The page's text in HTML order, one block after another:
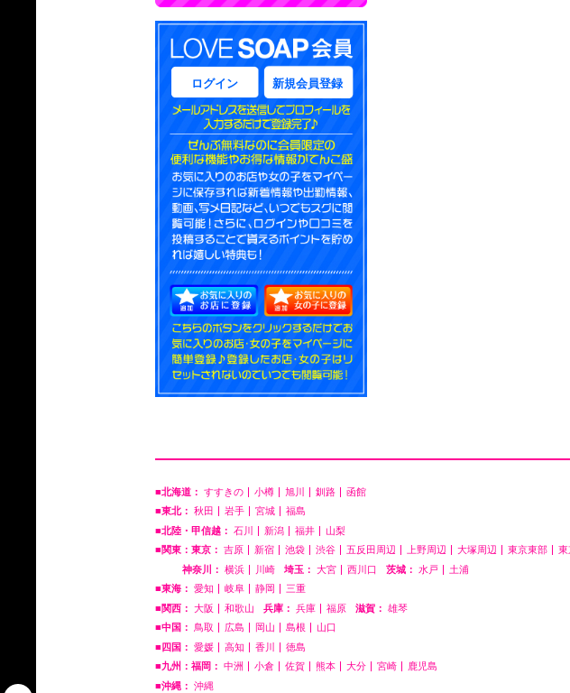
ログイン 新規会員登録
■北海道： すすきの 小樽 旭川 釧路
函館
■東北： 秋田 岩手 宮城
福島
■北陸・甲信越： 石川 新潟 福井
山梨
■関東：東京： 吉原 新宿 池袋 渋谷 五反田周辺 上野周辺 大塚周辺 東京東部 東
神奈川： 横浜 川崎 埼玉： 大宮 西川口 茨城： 水戸
土浦
■東海： 愛知 岐阜 静岡
三重
■関西： 大阪 和歌山 兵庫： 兵庫 福原 滋賀： 雄琴
■中国：
鳥取 広島 岡山 島根
山口
■四国： 愛媛 高知 香川
徳島
■九州：福岡： 中洲 小倉 佐賀 熊本 大分 宮崎
鹿児島
■沖縄： 沖縄